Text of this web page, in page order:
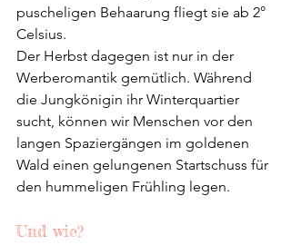
puscheligen Behaarung fliegt sie ab 2°
Celsius.
Der Herbst dagegen ist nur in der
Werberomantik gemütlich. Während
die Jungkönigin ihr Winterquartier
sucht, können wir Menschen vor den
langen Spaziergängen im goldenen
Wald einen gelungenen Startschuss für
den hummeligen Frühling legen.
Und wie?